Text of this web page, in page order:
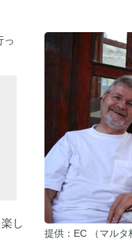
っ
し
提供：EC （マルタ